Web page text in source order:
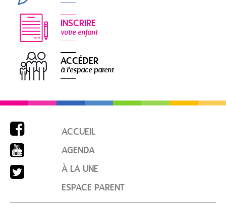
INSCRIRE
votre enfant
ACCÉDER
à l'espace parent



ACCUEIL
AGENDA
À LA UNE
ESPACE PARENT